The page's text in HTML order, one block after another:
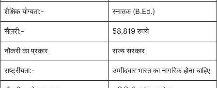
शैक्षिक योग्यता:- स्नातक (B.Ed.)
सैलरी:- 58,819 रुपये
नौकरी का प्रकार राज्य सरकार
राष्ट्रीयता:- उम्मीदवार भारत का नागरिक होना चाहिए